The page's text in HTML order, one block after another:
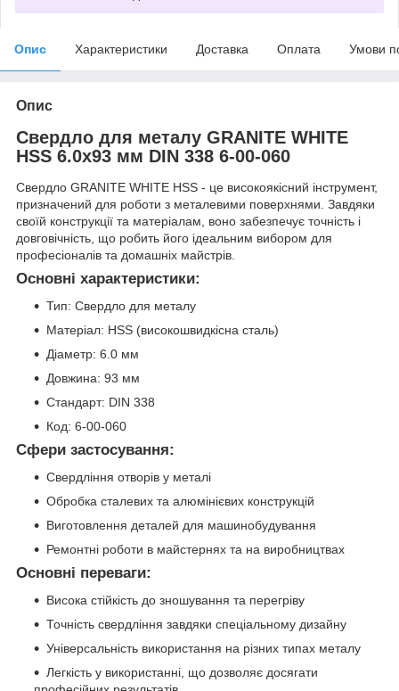
Опис Характеристики Доставка Оплата Умови
Опис
Свердло для металу GRANITE WHITE
HSS 6.0х93 мм DIN 338 6-00-060
Свердло GRANITE WHITE HSS - це високоякісний інструмент,
призначений для роботи з металевими поверхнями. Завдяки
своїй конструкції та матеріалам, воно забезпечує точність і
довговічність, що робить його ідеальним вибором для
професіоналів та домашніх майстрів.
Основні характеристики:
Тип: Свердло для металу
Матеріал: HSS (високошвидкісна сталь)
Діаметр: 6.0 мм
Довжина: 93 мм
Стандарт: DIN 338
Код: 6-00-060
Сфери застосування:
Свердління отворів у металі
Обробка сталевих та алюмінієвих конструкцій
Виготовлення деталей для машинобудування
Ремонтні роботи в майстернях та на виробництвах
Основні переваги:
Висока стійкість до зношування та перегріву
Точність свердління завдяки спеціальному дизайну
Універсальність використання на різних типах металу
Легкість у використанні, що дозволяє досягати